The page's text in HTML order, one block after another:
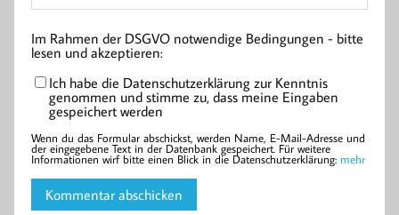
Im Rahmen der DSGVO notwendige Bedingungen - bitte
lesen und akzeptieren:
Ich habe die Datenschutzerklärung zur Kenntnis
genommen und stimme zu, dass meine Eingaben
gespeichert werden
Wenn du das Formular abschickst, werden Name, E-Mail-Adresse und
der eingegebene Text in der Datenbank gespeichert. Für weitere
Informationen wirf bitte einen Blick in die Datenschutzerklärung: mehr